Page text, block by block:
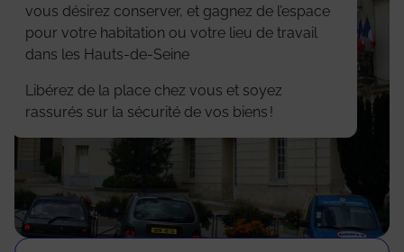
vous désirez conserver, et gagnez de l’espace
pour votre habitation ou votre lieu de travail
dans les Hauts-de-Seine
Libérez de la place chez vous et soyez
rassurés sur la sécurité de vos biens !